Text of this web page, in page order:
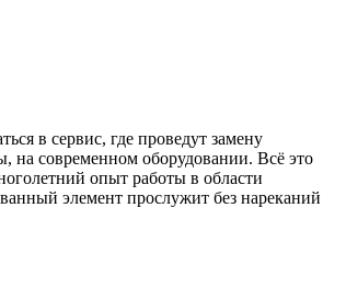
в сервис, где проведут замену
на современном оборудовании. Всё это
опыт работы в области
элемент прослужит без нареканий